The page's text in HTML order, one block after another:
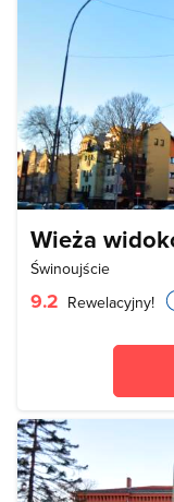
Wieża
Świnoujście
9.2 Rewelacyjny!